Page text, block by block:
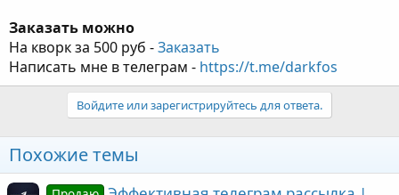
Заказать можно
На кворк за 500 руб -Заказать
Написать мне в телеграм - https://t.me/darkfos
Войдите или зарегистрируйтесь для ответа.
Похожие темы